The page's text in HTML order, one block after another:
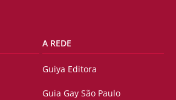
A REDE
Guiya Editora
Guia Gay São Paulo